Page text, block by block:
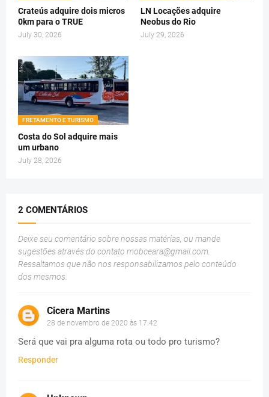
Crateús adquire dois micros
0km para o TRUE
July 30, 2026
LN Locações adquire
Neobus do Rio
July 29, 2026
FRETAMENTO E TURISMO
Costa do Sol adquire mais
um urbano
July 28, 2026
2 COMENTÁRIOS
Deixe seu comentário sobre nossas matérias, ou mande
sugestões através do contato mobceara@gmail.com
Ressaltamos que não nos responsabilizamos pelo conteúdo
dos mesmos.
Cicera Martins
28 de novembro de 2020 às 17:42
Será que vai pra alguma rota ou todo pro turismo?
Responder